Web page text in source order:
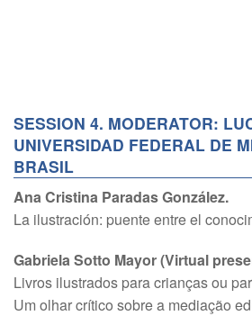
SESSION 4. MODERATOR:
UNIVERSIDAD FEDERAL DE
BRASIL
Ana Cristina Paradas González.
La ilustración: puente entre el
Gabriela Sotto Mayor (Virtual
Livros ilustrados para crianças ou
Um olhar crítico sobre a mediação